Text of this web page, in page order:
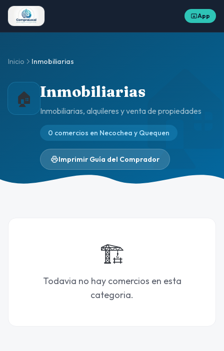
App
Inicio Inmobiliarias
🏠 Inmobiliarias
Inmobiliarias, alquileres y venta de propiedades
0 comercios en Necochea y Quequen
Imprimir Guía del Comprador
🏗️
Todavia no hay comercios en esta
categoria.